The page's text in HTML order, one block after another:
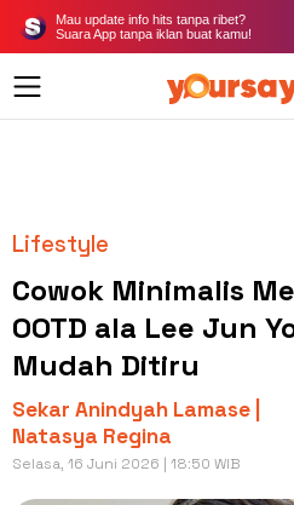
Mau update info hits tanpa ribet?
Suara App tanpa iklan buat kamu!
Lifestyle
Cowok Minimalis
OOTD ala Lee Jun
Mudah Ditiru
Sekar Anindyah Lamase |
Natasya Regina
Selasa, 16 Juni 2026 | 18:50 WIB